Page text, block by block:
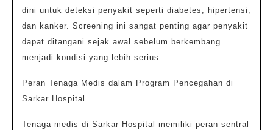
dini untuk deteksi penyakit seperti diabetes, hipertensi,
dan kanker. Screening ini sangat penting agar penyakit
dapat ditangani sejak awal sebelum berkembang
menjadi kondisi yang lebih serius.
Peran Tenaga Medis dalam Program Pencegahan di
Sarkar Hospital
Tenaga medis di Sarkar Hospital memiliki peran sentral